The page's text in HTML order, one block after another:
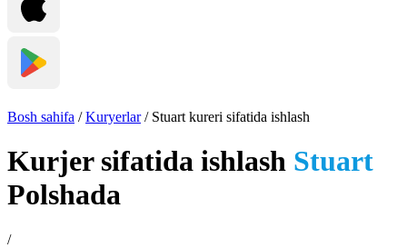
Bosh sahifa /Kuryerlar/ Stuart kureri sifatida ishlash
Kurjer sifatida ishlash Stuart
Polshada
/